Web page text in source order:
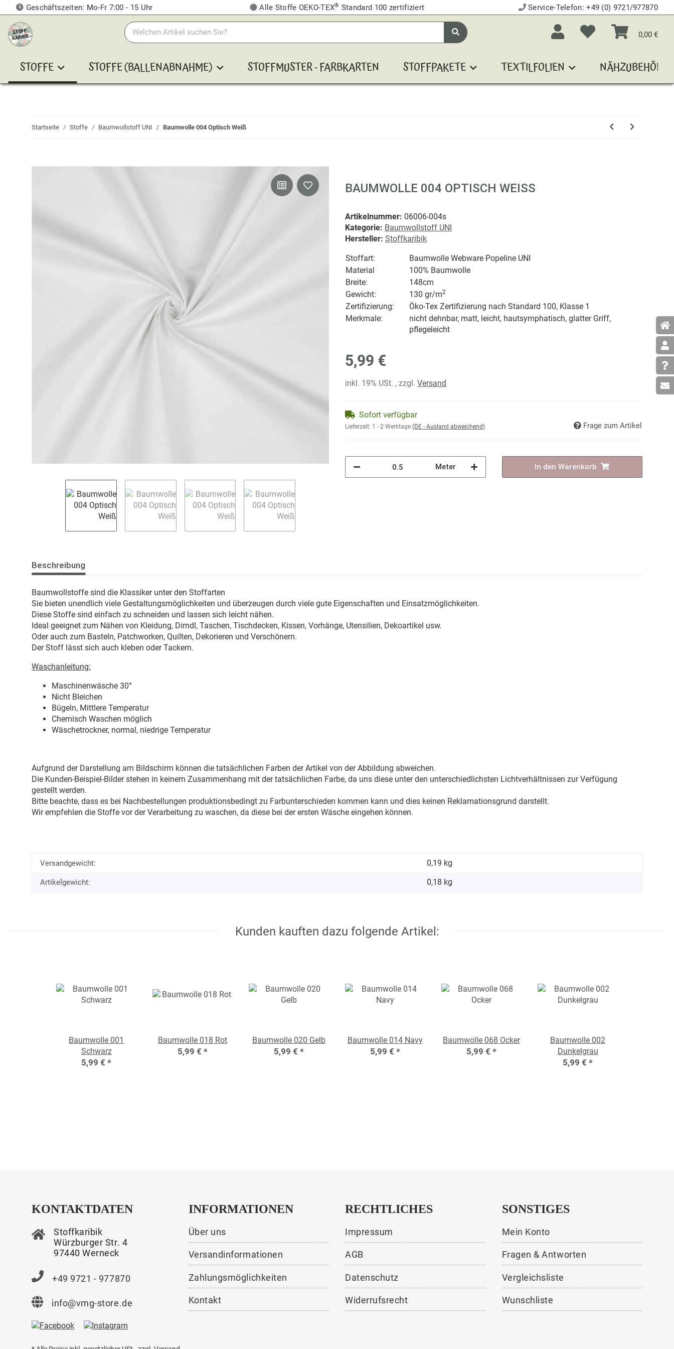
Geschäftszeiten: Mo-Fr 7:00 - 15 Uhr Alle Stoffe OEKO-TEX® Standard 100 zertifiziert Service-Telefon:+49 (0) 9721/977870
0,00 €
STOFFE STOFFE (BALLENABNAHME) STOFFMUSTER - FARBKARTEN STOFFPAKETE TEXTILFOLIEN NÄHZUBEHÖR
Startseite Stoffe Baumwollstoff UNI Baumwolle 004 Optisch Weiß
BAUMWOLLE 004 OPTISCH WEISS
Artikelnummer: 06006-004s
Kategorie: Baumwollstoff UNI
Hersteller: Stoffkaribik
Stoffart:
Baumwolle Webware Popeline UNI
Material
100% Baumwolle
Breite:
148cm
Gewicht:
130 gr/m2
Zertifizierung:
Öko-Tex Zertifizierung nach Standard 100, Klasse 1
Merkmale:
nicht dehnbar, matt, leicht, hautsymphatisch, glatter Griff,
pflegeleicht
5,99 €
inkl. 19% USt. , zzgl. Versand
Sofort verfügbar
Lieferzeit: 1 - 2 Werktage (DE - Ausland abweichend) Frage zum Artikel
Meter In den Warenkorb
Beschreibung
Baumwollstoffe sind die Klassiker unter den Stoffarten
Sie bieten unendlich viele Gestaltungsmöglichkeiten und überzeugen durch viele gute Eigenschaften und Einsatzmöglichkeiten.
Diese Stoffe sind einfach zu schneiden und lassen sich leicht nähen.
Ideal geeignet zum Nähen von Kleidung, Dirndl, Taschen, Tischdecken, Kissen, Vorhänge, Utensilien, Dekoartikel usw.
Oder auch zum Basteln, Patchworken, Quilten, Dekorieren und Verschönern.
Der Stoff lässt sich auch kleben oder Tackern.
Waschanleitung:
Maschinenwäsche 30°
Nicht Bleichen
Bügeln, Mittlere Temperatur
Chemisch Waschen möglich
Wäschetrockner, normal, niedrige Temperatur
Aufgrund der Darstellung am Bildschirm können die tatsächlichen Farben der Artikel von der Abbildung abweichen.
Die Kunden-Beispiel-Bilder stehen in keinem Zusammenhang mit der tatsächlichen Farbe, da uns diese unter den unterschiedlichsten Lichtverhältnissen zur Verfügung
gestellt werden.
Bitte beachte, dass es bei Nachbestellungen produktionsbedingt zu Farbunterschieden kommen kann und dies keinen Reklamationsgrund darstellt.
Wir empfehlen die Stoffe vor der Verarbeitung zu waschen, da diese bei der ersten Wäsche eingehen können.
Versandgewicht: 0,19 kg
Artikelgewicht: 0,18 kg
Kunden kauften dazu folgende Artikel:
Baumwolle 001
Schwarz
5,99 € *
Baumwolle 018 Rot
5,99 € *
Baumwolle 020 Gelb
5,99 € *
Baumwolle 014 Navy
5,99 € *
Baumwolle 068 Ocker
5,99 € *
Baumwolle 002
Dunkelgrau
5,99 € *
KONTAKTDATEN
Stoffkaribik
Würzburger Str. 4
97440 Werneck
+49 9721 - 977870
info@vmg-store.de
INFORMATIONEN
Über uns
Versandinformationen
Zahlungsmöglichkeiten
Kontakt
RECHTLICHES
Impressum
AGB
Datenschutz
Widerrufsrecht
SONSTIGES
Mein Konto
Fragen & Antworten
Vergleichsliste
Wunschliste